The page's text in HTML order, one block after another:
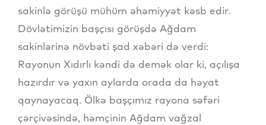
sakinlə görüşü mühüm əhəmiyyət kəsb edir.
Dövlətimizin başçısı görüşdə Ağdam
sakinlərinə növbəti şad xəbəri də verdi:
Rayonun Xıdırlı kəndi də demək olar ki, açılışa
hazırdır və yaxın aylarda orada da həyat
qaynayacaq. Ölkə başçımız rayona səfəri
çərçivəsində, həmçinin Ağdam vağzal